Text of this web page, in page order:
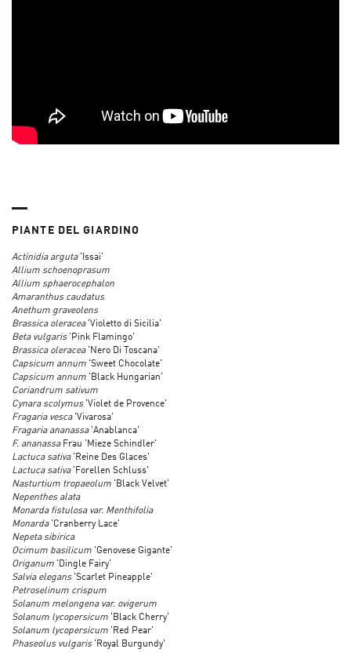
PIANTE DEL GIARDINO
Actinidia arguta'Issai'
Allium schoenoprasum
Allium sphaerocephalon
Amaranthus caudatus
Anethum graveolens
Brassica oleracea'Violetto di Sicilia'
Beta vulgaris'Pink Flamingo'
Brassica oleracea'Nero Di Toscana'
Capsicum annum 'Sweet Chocolate'
Capsicum annum 'Black Hungarian'
Coriandrum sativum
Cynara scolymus'Violet de Provence'
Fragaria vesca'Vivarosa'
Fragaria ananassa'Anablanca'
F. ananassaFrau 'Mieze Schindler'
Lactuca sativa'Reine Des Glaces'
Lactuca sativa'Forellen Schluss'
Nasturtium tropaeolum 'Black Velvet'
Nepenthes alata
Monarda fistulosa var. Menthifolia
Monarda'Cranberry Lace'
Nepeta sibirica
Ocimum basilicum 'Genovese Gigante'
Origanum 'Dingle Fairy'
Salvia elegans 'Scarlet Pineapple'
Petroselinum crispum
Solanum melongena var. ovigerum
Solanum lycopersicum 'Black Cherry'
Solanum lycopersicum 'Red Pear'
Phaseolus vulgaris'Royal Burgundy'